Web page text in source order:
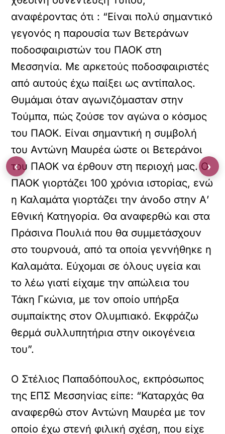
αναφέροντας ότι : “Είναι πολύ σημαντικό
γεγονός η παρουσία των Βετεράνων
ποδοσφαιριστών του ΠΑΟΚ στη
Μεσσηνία. Με αρκετούς ποδοσφαιριστές
από αυτούς έχω παίξει ως αντίπαλος.
Θυμάμαι όταν αγωνιζόμασταν στην
Τούμπα, πώς ζούσε τον αγώνα ο κόσμος
του ΠΑΟΚ. Είναι σημαντική η συμβολή
του Αντώνη Μαυρέα ώστε οι Βετεράνοι
του ΠΑΟΚ να έρθουν στη περιοχή μας. Ο
ΠΑΟΚ γιορτάζει 100 χρόνια ιστορίας, ενώ
η Καλαμάτα γιορτάζει την άνοδο στην Α’
Εθνική Κατηγορία. Θα αναφερθώ και στα
Πράσινα Πουλιά που θα συμμετάσχουν
στο τουρνουά, από τα οποία γεννήθηκε η
Καλαμάτα. Εύχομαι σε όλους υγεία και
το λέω γιατί είχαμε την απώλεια του
Τάκη Γκώνια, με τον οποίο υπήρξα
συμπαίκτης στον Ολυμπιακό. Εκφράζω
θερμά συλλυπητήρια στην οικογένεια
του”.
Ο Στέλιος Παπαδόπουλος, εκπρόσωπος
της ΕΠΣ Μεσσηνίας είπε: “Καταρχάς θα
αναφερθώ στον Αντώνη Μαυρέα με τον
οποίο έχω στενή φιλική σχέση, που είχε
‹ ›